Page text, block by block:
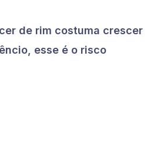
de rim costuma crescer
esse é o risco